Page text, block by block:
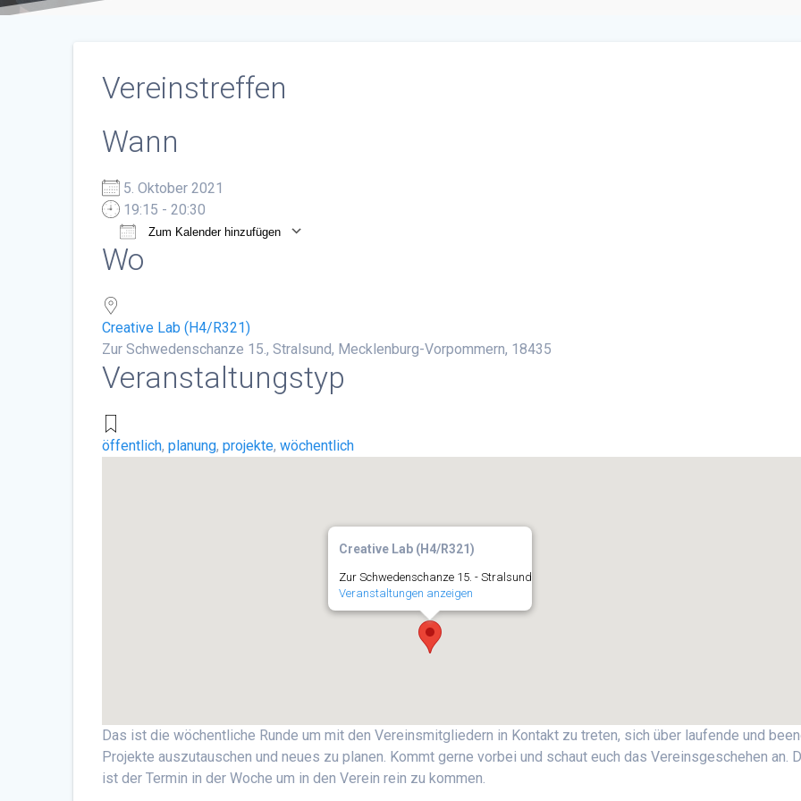
Vereinstreffen
Wann
5. Oktober 2021
19:15 - 20:30
Zum Kalender hinzufügen
ICS herunterladen
Wo
Creative Lab (H4/R321)
Zur Schwedenschanze 15., Stralsund, Mecklenburg-Vorpommern, 18435
Veranstaltungstyp
öffentlich,planung,projekte,wöchentlich
Creative Lab (H4/R321)
Zur Schwedenschanze 15. - Stralsund
Veranstaltungen anzeigen
Das ist die wöchentliche Runde um mit den Vereinsmitgliedern in Kontakt zu treten, sich über laufende und
Projekte auszutauschen und neues zu planen. Kommt gerne vorbei und schaut euch das Vereinsgeschehen an.
ist der Termin in der Woche um in den Verein rein zu kommen.